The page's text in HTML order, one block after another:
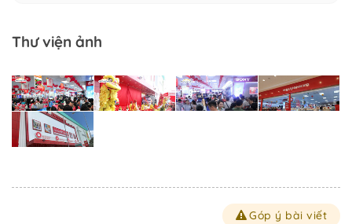
Thư viện ảnh
Góp ý bài viết